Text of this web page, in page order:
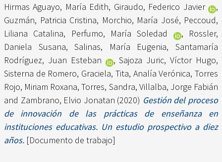
Hirmas Aguayo, María Edith, Giraudo, Federico Javier
,
Guzmán, Patricia Cristina, Morchio, María José, Peccoud,
Liliana Catalina, Perfumo, María Soledad , Rossler,
Daniela Susana,Salinas, María Eugenia,Santamaría
Rodríguez, Juan Esteban
,Sajoza Juric, Víctor Hugo,
Sisterna de Romero, Graciela, Tita, Analía Verónica,Torres
Rojo, Miriam Roxana,Torres, Sandra, Villalba, Jorge Fabián
and Zambrano, Elvio Jonatan (2020) Gestión del proceso
de innovación de las prácticas de enseñanza en
instituciones educativas. Un estudio prospectivo a diez
años. [Documento de trabajo]